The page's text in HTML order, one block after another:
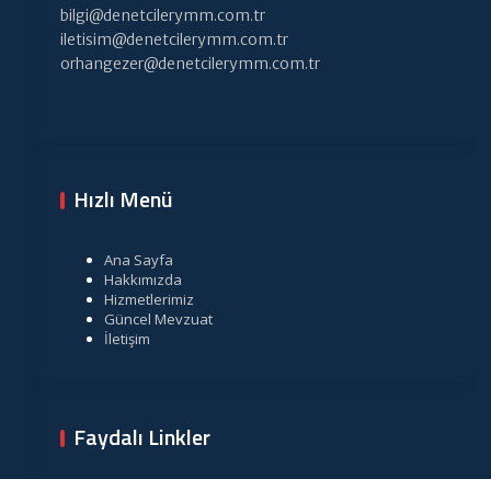
bilgi@denetcilerymm.com.tr
iletisim@denetcilerymm.com.tr
orhangezer@denetcilerymm.com.tr
Hızlı Menü
Ana Sayfa
Hakkımızda
Hizmetlerimiz
Güncel Mevzuat
İletişim
Faydalı Linkler